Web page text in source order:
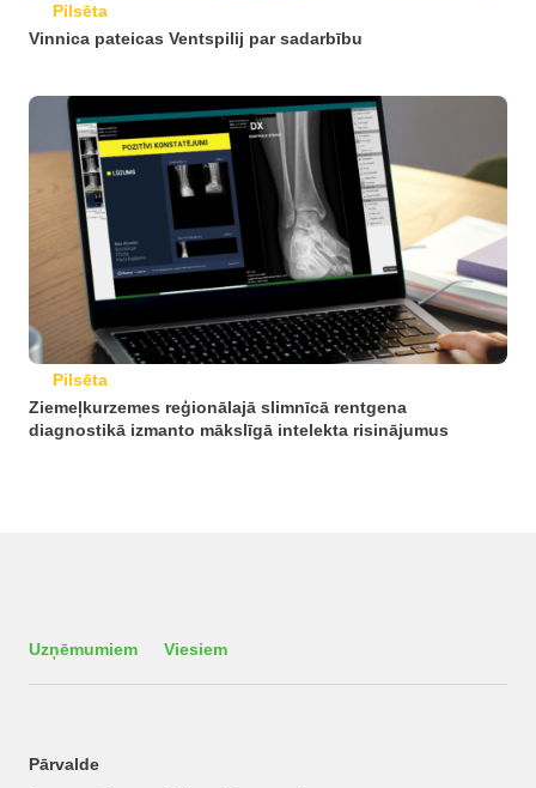
Pilsēta
Vinnica pateicas Ventspilij par sadarbību
Pilsēta
Ziemeļkurzemes reģionālajā slimnīcā rentgena
diagnostikā izmanto mākslīgā intelekta risinājumus
Uzņēmumiem Viesiem
Pārvalde